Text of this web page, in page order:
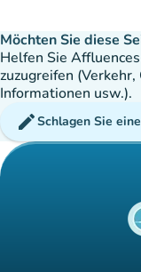
Möchten Sie diese
Helfen Sie
zuzugreifen
Informationen usw.).
editSchlagen Sie